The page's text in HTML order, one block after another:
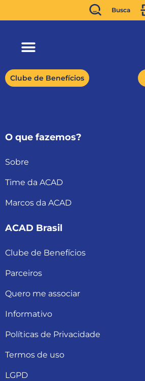
Busca
Clube de Benefícios
O que fazemos?
Sobre
Time da ACAD
Marcos da ACAD
ACAD Brasil
Clube de Benefícios
Parceiros
Quero me associar
Informativo
Políticas de Privacidade
Termos de uso
LGPD